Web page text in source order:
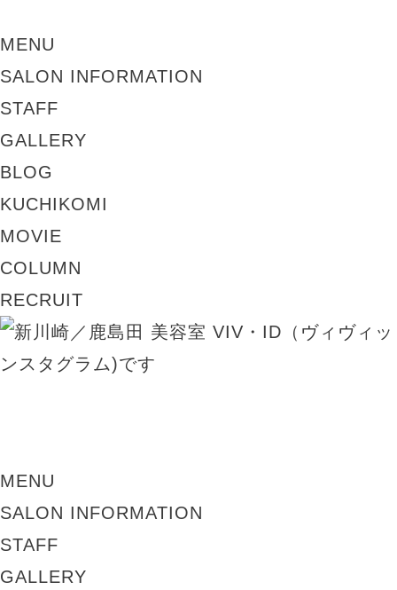
MENU
SALON INFORMATION
STAFF
GALLERY
BLOG
KUCHIKOMI
MOVIE
COLUMN
RECRUIT
MENU
SALON INFORMATION
STAFF
GALLERY